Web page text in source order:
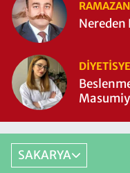
Nereden
SAKARYA